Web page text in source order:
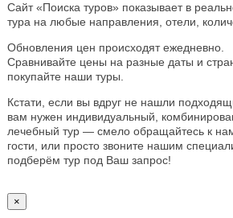
Сайт «Поиска туров» показывает в
тура на любые направления, отели,
Обновления цен происходят ежедневно.
Сравнивайте цены на разные даты и
покупайте наши туры.
Кстати, если вы вдруг не нашли
вам нужен индивидуальный,
лечебный тур — смело обращайтесь к
гости, или просто звоните нашим
подберём тур под Ваш запрос!
×